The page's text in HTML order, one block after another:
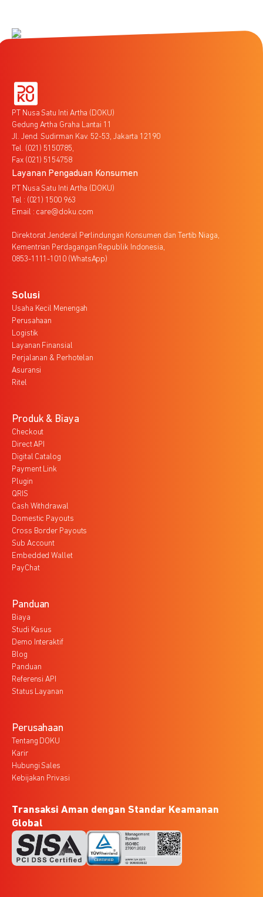
PT Nusa Satu Inti Artha (DOKU)
Gedung Artha Graha Lantai 11
Jl. Jend. Sudirman Kav. 52-53, Jakarta 12190
Tel. (021) 5150785,
Fax (021) 5154758
Layanan Pengaduan Konsumen
PT Nusa Satu Inti Artha (DOKU)
Tel : (021) 1500 963
Email : care@doku.com
Direktorat Jenderal Perlindungan Konsumen dan Tertib Niaga,
Kementrian Perdagangan Republik Indonesia,
0853-1111-1010 (WhatsApp)
Solusi
Usaha Kecil Menengah
Perusahaan
Logistik
Layanan Finansial
Perjalanan & Perhotelan
Asuransi
Ritel
Produk & Biaya
Checkout
Direct API
Digital Catalog
Payment Link
Plugin
QRIS
Cash Withdrawal
Domestic Payouts
Cross Border Payouts
Sub Account
Embedded Wallet
PayChat
Panduan
Biaya
Studi Kasus
Demo Interaktif
Blog
Panduan
Referensi API
Status Layanan
Perusahaan
Tentang DOKU
Karir
Hubungi Sales
Kebijakan Privasi
Transaksi Aman dengan Standar Keamanan
Global